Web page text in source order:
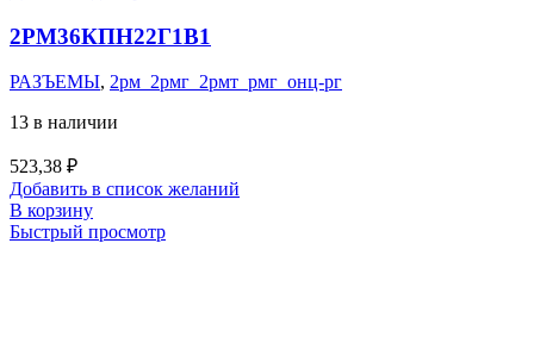
2РМ36КПН22Г1В1
РАЗЪЕМЫ, 2рм_2рмг_2рмт_рмг_онц-рг
13 в наличии
523,38 ₽
Добавить в список желаний
В корзину
Быстрый просмотр